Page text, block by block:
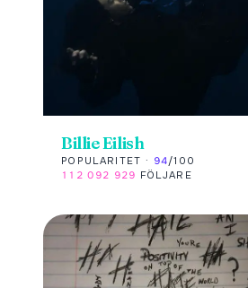
Billie Eilish
POPULARITET · 94/100
112 092 929 FÖLJARE